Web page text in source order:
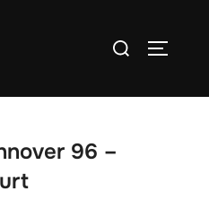
Suchen
96 –